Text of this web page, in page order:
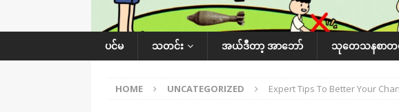
အလိုက် သတင်းကဏ္ဍ
[ August 7, 2026 ] လေးမျက်နှာ၊ အိုင်သပြုအနီးတဝိုက် ရေအနည်းင
ဒေသအလိုက် သတင်းကဏ္ဍ
ပင်မ သတင်း အယ်ဒီတာ့ အာဘော် သုတေသနစာတ
HOME UNCATEGORIZED Expert Tips To Better Your